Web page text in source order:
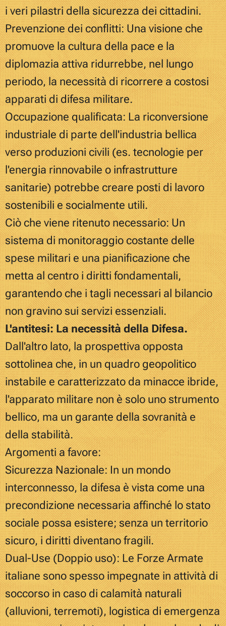
i veri pilastri della sicurezza dei cittadini.
Prevenzione dei conflitti: Una visione che
promuove la cultura della pace e la
diplomazia attiva ridurrebbe, nel lungo
periodo, la necessità di ricorrere a costosi
apparati di difesa militare.
Occupazione qualificata: La riconversione
industriale di parte dell'industria bellica
verso produzioni civili (es. tecnologie per
l'energia rinnovabile o infrastrutture
sanitarie) potrebbe creare posti di lavoro
sostenibili e socialmente utili.
Ciò che viene ritenuto necessario: Un
sistema di monitoraggio costante delle
spese militari e una pianificazione che
metta al centro i diritti fondamentali,
garantendo che i tagli necessari al bilancio
non gravino sui servizi essenziali.
L'antitesi: La necessità della Difesa.
Dall'altro lato, la prospettiva opposta
sottolinea che, in un quadro geopolitico
instabile e caratterizzato da minacce ibride,
l'apparato militare non è solo uno strumento
bellico, ma un garante della sovranità e
della stabilità.
Argomenti a favore:
Sicurezza Nazionale: In un mondo
interconnesso, la difesa è vista come una
precondizione necessaria affinché lo stato
sociale possa esistere; senza un territorio
sicuro, i diritti diventano fragili.
Dual-Use (Doppio uso): Le Forze Armate
italiane sono spesso impegnate in attività di
soccorso in caso di calamità naturali
(alluvioni, terremoti), logistica di emergenza